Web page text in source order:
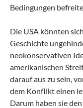
Bedingungen
Die USA könnten
Geschichte
neokonservativen
amerikanischen
darauf aus zu sein,
dem Konflikt einen
Darum haben sie den